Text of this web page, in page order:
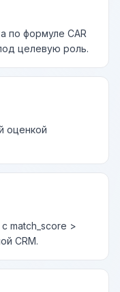
по формуле CAR
целевую роль.
оценкой
match_score >
CRM.